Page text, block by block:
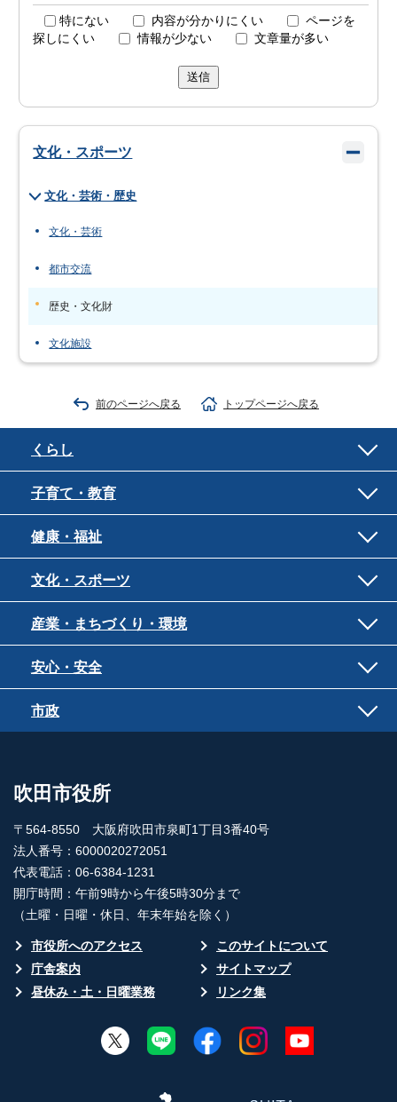
特にない 内容が分かりにくい
ページを
探しにくい
情報が少ない 文章量が多い
送信
文化・スポーツ
文化・芸術・歴史
文化・芸術
都市交流
歴史・文化財
文化施設
前のページへ戻る トップページへ戻る
くらし
子育て・教育
健康・福祉
文化・スポーツ
産業・まちづくり・環境
安心・安全
市政
吹田市役所
〒564-8550 大阪府吹田市泉町1丁目3番40号
法人番号：6000020272051
代表電話：06-6384-1231
開庁時間：午前9時から午後5時30分まで
（土曜・日曜・休日、年末年始を除く）
市役所へのアクセス
このサイトについて
庁舎案内
サイトマップ
昼休み・土・日曜業務
リンク集